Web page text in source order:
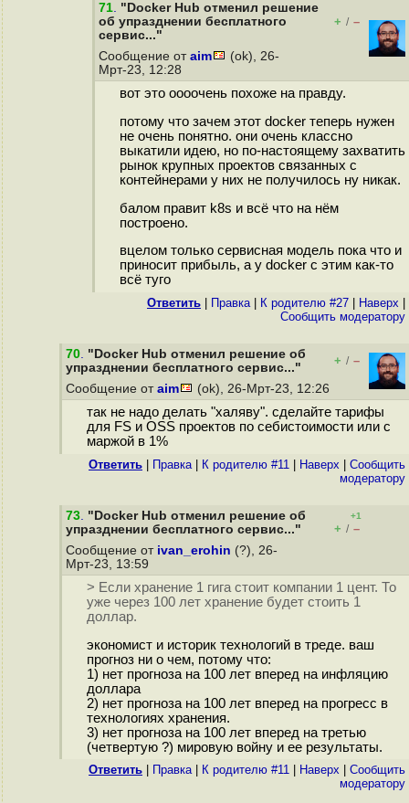
71. "Docker Hub отменил решение
об упразднении бесплатного
сервис..."
+ / –
Сообщение от aim
(ok), 26-
Мрт-23, 12:28
вот это оооочень похоже на правду.
потому что зачем этот docker теперь нужен
не очень понятно. они очень классно
выкатили идею, но по-настоящему захватить
рынок крупных проектов связанных с
контейнерами у них не получилось ну никак.
балом правит k8s и всё что на нём
построено.
вцелом только сервисная модель пока что и
приносит прибыль, а у docker с этим как-то
всё туго
Ответить Правка| К родителю #27 Наверх
Cообщить модератору
70. "Docker Hub отменил решение об
упразднении бесплатного сервис..."
+ / –
Сообщение от aim (ok), 26-Мрт-23, 12:26
так не надо делать "халяву". сделайте тарифы
для FS и OSS проектов по себистоимости или с
маржой в 1%
Ответить Правка| К родителю #11 Наверх
Cообщить
модератору
73. "Docker Hub отменил решение об
упразднении бесплатного сервис..."
+1
+ / –
Сообщение от ivan_erohin (?), 26-
Мрт-23, 13:59
> Если хранение 1 гига стоит компании 1 цент. То
уже через 100 лет хранение будет стоить 1
доллар.
экономист и историк технологий в треде. ваш
прогноз ни о чем, потому что:
1) нет прогноза на 100 лет вперед на инфляцию
доллара
2) нет прогноза на 100 лет вперед на прогресс в
технологиях хранения.
3) нет прогноза на 100 лет вперед на третью
(четвертую ?) мировую войну и ее результаты.
Ответить Правка| К родителю #11 Наверх
Cообщить
модератору